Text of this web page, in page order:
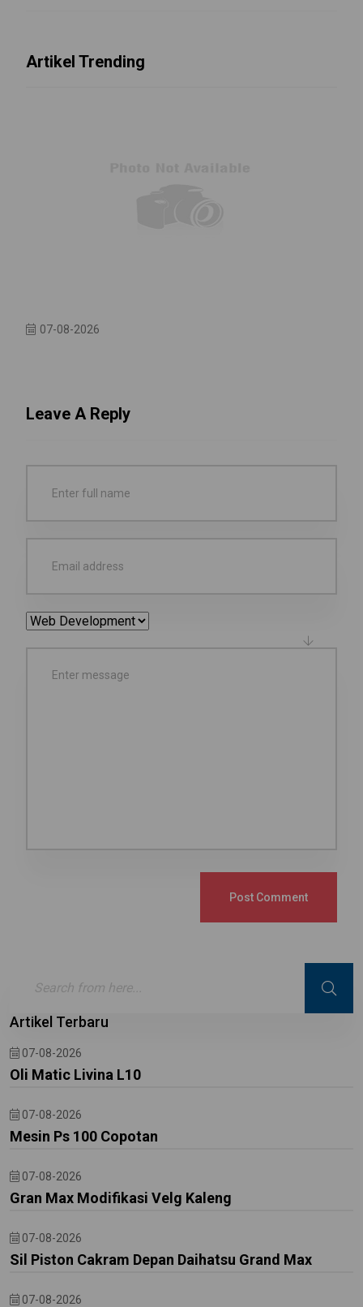
Artikel Trending
07-08-2026
Leave A Reply
Post Comment
Artikel Terbaru
07-08-2026
Oli Matic Livina L10
07-08-2026
Mesin Ps 100 Copotan
07-08-2026
Gran Max Modifikasi Velg Kaleng
07-08-2026
Sil Piston Cakram Depan Daihatsu Grand Max
07-08-2026